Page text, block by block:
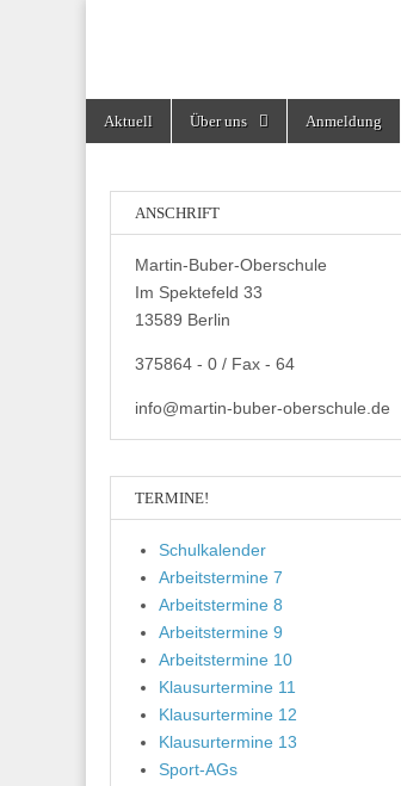
Martin-
Main
menu
Aktuell Über uns Anmeldung
ANSCHRIFT
Martin-Buber-Oberschule
Im Spektefeld 33
13589 Berlin
375864 - 0 / Fax - 64
info@martin-buber-oberschule.de
TERMINE!
Schulkalender
Arbeitstermine 7
Arbeitstermine 8
Arbeitstermine 9
Arbeitstermine 10
Klausurtermine 11
Klausurtermine 12
Klausurtermine 13
Sport-AGs